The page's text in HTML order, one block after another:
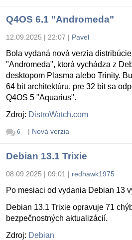
Q4OS 6.1 "Andromeda"
12.09.2025 | 22:07 | Pavel
Bola vydaná nová verzia distribúcie
"Andromeda", ktorá vychádza z
desktopom Plasma alebo Trinity.
64 bit architektúru, pre 32 bit sa
Q4OS 5 "Aquarius".
Zdroj: DistroWatch.com
6 | Nová verzia
Debian 13.1 Trixie
08.09.2025 | 09:01 | redhawk1975
Po mesiaci od vydania Debian 13
Debian 13.1 Trixie opravuje 71
bezpečnostných aktualizácií.
Zdroj: Debian